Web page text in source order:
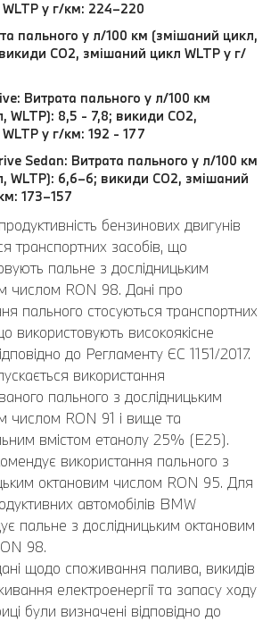
у г/км: 224–220
пального у л/100 км (змішаний цикл,
CO2, змішаний цикл WLTP у г/
Витрата пального у л/100 км
WLTP): 8,5 - 7,8; викиди CO2,
у г/км: 192 - 177
Sedan: Витрата пального у л/100 км
WLTP): 6,6–6; викиди CO2, змішаний
173–157
бензинових двигунів
транспортних засобів, що
пальне з дослідницьким
числом RON 98. Дані про
пального стосуються транспортних
використовують високоякісне
до Регламенту ЄС 1151/2017.
використання
пального з дослідницьким
числом RON 91 і вище та
вмістом етанолу 25% (E25).
використання пального з
октановим числом RON 95. Для
автомобілів BMW
пальне з дослідницьким октановим
98.
щодо споживання палива, викидів
електроенергії та запасу ходу
були визначені відповідно до